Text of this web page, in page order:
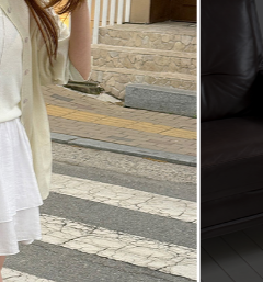
/집업
트
딩
린넨
미니/미디
팬츠 스커트
팬티
인견
나시/속바지
파자마
ETC
세트
벨트
슈즈
백
쥬얼리
액세서리
양말/스타킹
세트